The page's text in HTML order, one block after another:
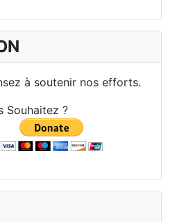
à soutenir nos efforts.
Souhaitez ?